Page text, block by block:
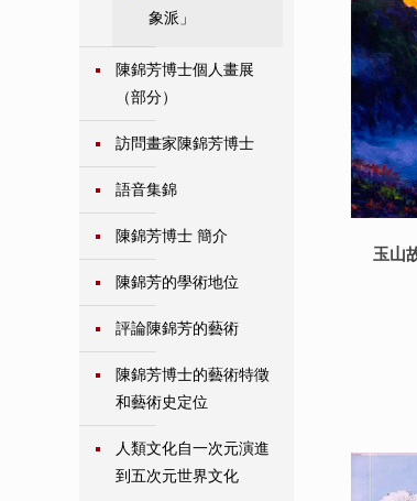
玉山
象派」
陳錦芳博士個人畫展
（部分）
訪問畫家陳錦芳博士
語音集錦
陳錦芳博士 簡介
陳錦芳的學術地位
評論陳錦芳的藝術
陳錦芳博士的藝術特徵
和藝術史定位
人類文化自一次元演進
到五次元世界文化